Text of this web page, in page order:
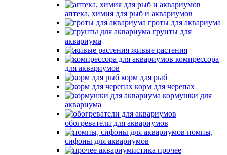
аптека, химия для рыб и аквариумов
гроты для аквариума
грунты для
аквариума
живые растения
компрессора
для аквариумов
корм для рыб
корм для черепах
кормушки для
аквариума
обогреватели для аквариумов
помпы,
сифоны для аквариумов
прочее